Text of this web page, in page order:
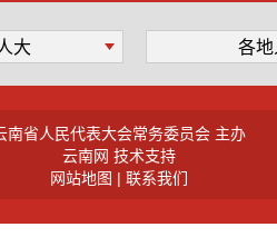
大 各
南省人民代表大会常务委员会 主办
云南网 技术支持
网站地图 | 联系我们